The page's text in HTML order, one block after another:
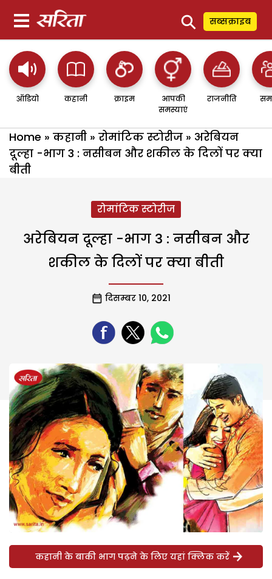
⚲ सब्सक्राइब
ऑडियो कहानी क्राइम
आपकी
समस्याएं
राजनीति
Home » कहानी » रोमांटिक स्टोरीज » अरेबियन
दूल्हा -भाग 3 : नसीबन और शकील के दिलों पर क्या
बीती
रोमांटिक स्टोरीज
अरेबियन दूल्हा -भाग 3 : नसीबन और
शकील के दिलों पर क्या बीती
दिसम्बर 10, 2021
कहानी के बाकी भाग पढ़ने के लिए यहां क्लिक करें